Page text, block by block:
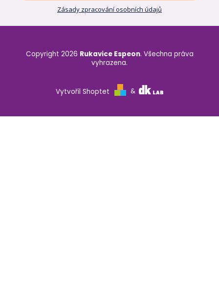
Zásady zpracování osobních údajů
Vytvořil Shoptet &
Copyright 2026 Rukavice Espeon. Všechna práva
vyhrazena.